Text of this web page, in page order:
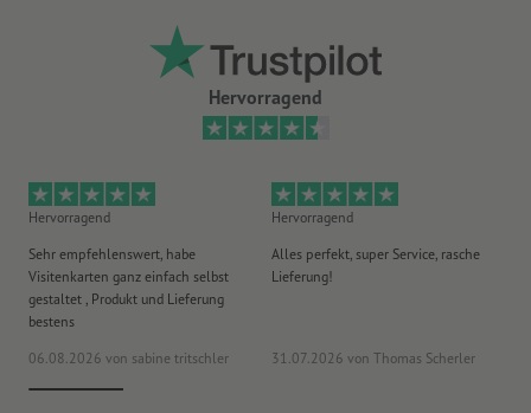
Hervorragend
Hervorragend
Sehr empfehlenswert, habe
Visitenkarten ganz einfach selbst
gestaltet , Produkt und Lieferung
bestens
06.08.2026 von sabine tritschler
Hervorragend
Alles perfekt, super Service, rasche
Lieferung!
31.07.2026 von Thomas Scherler